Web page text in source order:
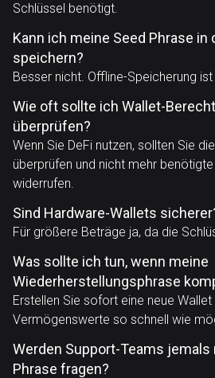
Schlüssel benötigt.
Kann ich meine Seed Phrase in
speichern?
Besser nicht. Offline-Speicherung
Wie oft sollte ich Wallet-
überprüfen?
Wenn Sie DeFi nutzen, sollten Sie
überprüfen und nicht mehr
widerrufen.
Sind Hardware-Wallets
Für größere Beträge ja, da die
Was sollte ich tun, wenn meine
Wiederherstellungsphrase
Erstellen Sie sofort eine neue
Vermögenswerte so schnell wie
Werden Support-Teams jemals
Phrase fragen?